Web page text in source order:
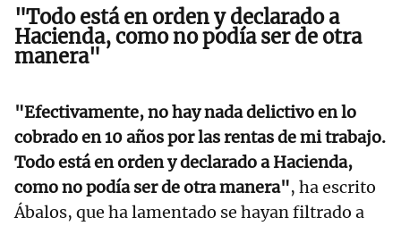
"Todo está en orden y declarado a
Hacienda, como no podía ser de otra
manera"
"Efectivamente, no hay nada delictivo en lo
cobrado en 10 años por las rentas de mi trabajo.
Todo está en orden y declarado a Hacienda,
como no podía ser de otra manera", ha escrito
Ábalos, que ha lamentado se hayan filtrado a